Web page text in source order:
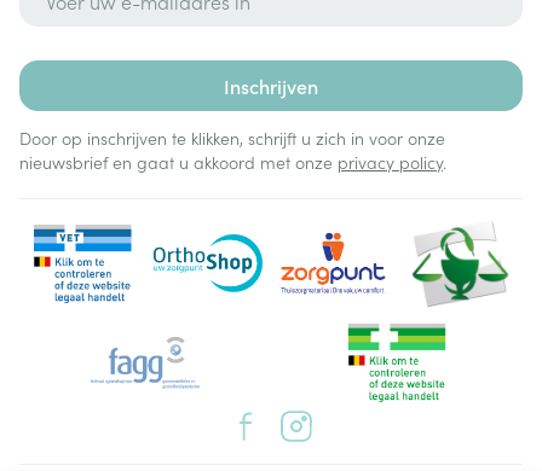
Inschrijven
Door op inschrijven te klikken, schrijft u zich in voor onze
nieuwsbrief en gaat u akkoord met onze privacy policy.